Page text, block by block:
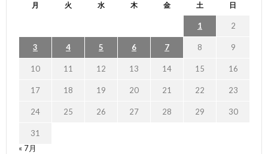
月 火 水 木 金 土 日
1 2
3 4 5 6 7 8 9
10 11 12 13 14 15 16
17 18 19 20 21 22 23
24 25 26 27 28 29 30
31
« 7月